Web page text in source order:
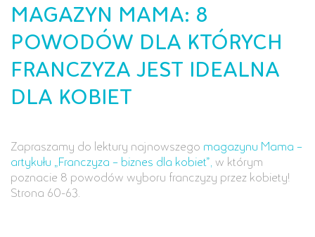
MAGAZYN MAMA: 8
POWODÓW DLA KTÓRYCH
FRANCZYZA JEST IDEALNA
DLA KOBIET
Zapraszamy do lektury najnowszego magazynu Mama –
artykułu „Franczyza – biznes dla kobiet”, w którym
poznacie 8 powodów wyboru franczyzy przez kobiety!
Strona 60-63.